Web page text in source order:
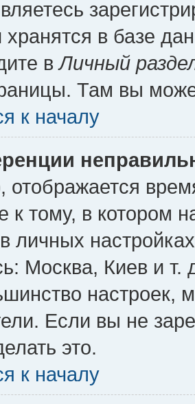
хранятся в базе
вЛичный
Там вы
к началу
отображается
к тому, в котором
личных
Москва, Киев и т.
настроек,
Если вы не
это.
к началу